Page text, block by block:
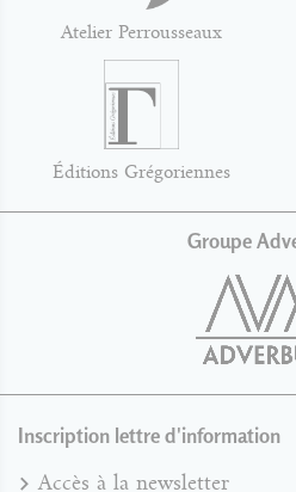
Atelier Perrousseaux
Éditions Grégoriennes
Groupe
Inscription lettre d'information
Accès à la newsletter